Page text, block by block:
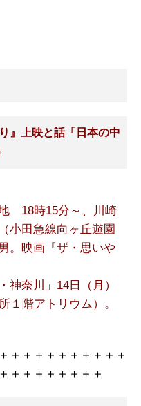
』上映と話「日本の中
18時15分～、川崎
小田急線向ヶ丘遊園
。映画『ザ・思いや
神奈川」14日（月）
１階アトリウム）。
＋＋＋＋＋＋＋＋＋＋
＋＋＋＋＋＋＋＋